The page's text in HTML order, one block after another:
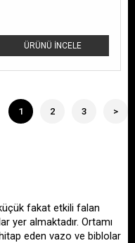
ÜRÜNÜ İNCELE
1 2 3 >
fakat etkili falan
yer almaktadır. Ortamı
eden vazo ve biblolar